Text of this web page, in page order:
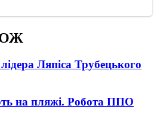
Ляпіса Трубецького
на пляжі. Робота ППО